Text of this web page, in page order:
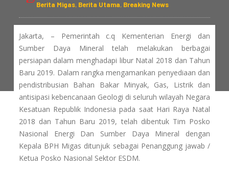
Berita Migas, Berita Utama, Breaking News
Jakarta, – Pemerintah c.q Kementerian Energi dan
Sumber Daya Mineral telah melakukan berbagai
persiapan dalam menghadapi libur Natal 2018 dan Tahun
Baru 2019. Dalam rangka mengamankan penyediaan dan
pendistribusian Bahan Bakar Minyak, Gas, Listrik dan
antisipasi kebencanaan Geologi di seluruh wilayah Negara
Kesatuan Republik Indonesia pada saat Hari Raya Natal
2018 dan Tahun Baru 2019, telah dibentuk Tim Posko
Nasional Energi Dan Sumber Daya Mineral dengan
Kepala BPH Migas ditunjuk sebagai Penanggung jawab /
Ketua Posko Nasional Sektor ESDM.